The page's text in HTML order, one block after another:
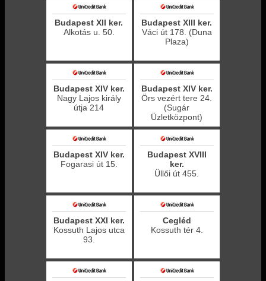
Budapest XII ker.
Alkotás u. 50.
Budapest XIII ker.
Váci út 178. (Duna
Plaza)
Budapest XIV ker.
Nagy Lajos király
útja 214
Budapest XIV ker.
Örs vezért tere 24.
(Sugár
Üzletközpont)
Budapest XIV ker.
Fogarasi út 15.
Budapest XVIII
ker.
Üllői út 455.
Budapest XXI ker.
Kossuth Lajos utca
93.
Cegléd
Kossuth tér 4.